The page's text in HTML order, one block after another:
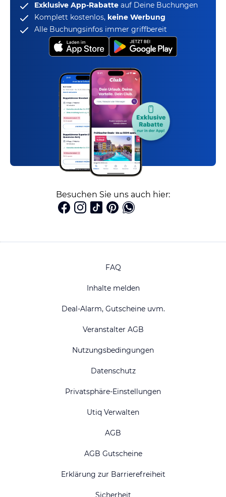
Exklusive App-Rabatte auf Deine Buchungen
Komplett kostenlos, keine Werbung
Alle Buchungsinfos immer griffbereit
Besuchen Sie uns auch hier:
FAQ
Inhalte melden
Deal-Alarm, Gutscheine uvm.
Veranstalter AGB
Nutzungsbedingungen
Datenschutz
Privatsphäre-Einstellungen
Utiq Verwalten
AGB
AGB Gutscheine
Erklärung zur Barrierefreiheit
Sicherheit